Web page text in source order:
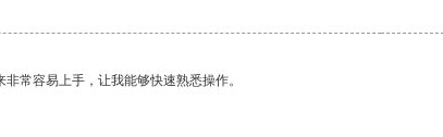
常容易上手，让我能够快速熟悉操作。